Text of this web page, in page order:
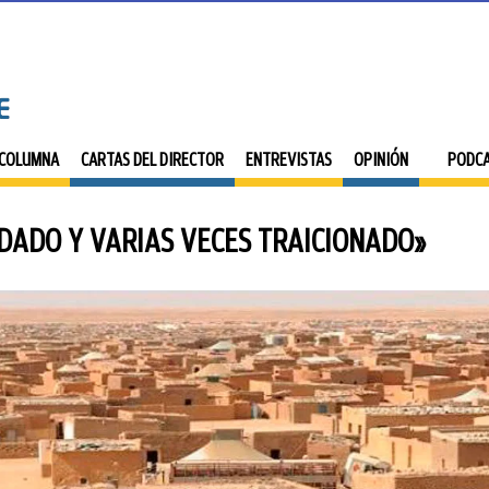
CARTAS DEL DIRECTOR ENTREVISTAS OPINIÓN
Y VARIAS VECES TRAICIONADO»